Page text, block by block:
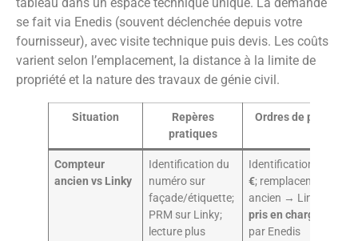
se fait via Enedis (souvent déclenchée depuis votre
fournisseur), avec visite technique puis devis. Les coûts
varient selon l’emplacement, la distance à la limite de
propriété et la nature des travaux de génie civil.
Situation
Repères
pratiques
Ordres de prix
Compteur
ancien vs Linky
Identification du
numéro sur
façade/étiquette;
PRM sur Linky;
lecture plus
Identification :
€; remplacement
ancien → Linky
pris en charge
par Enedis